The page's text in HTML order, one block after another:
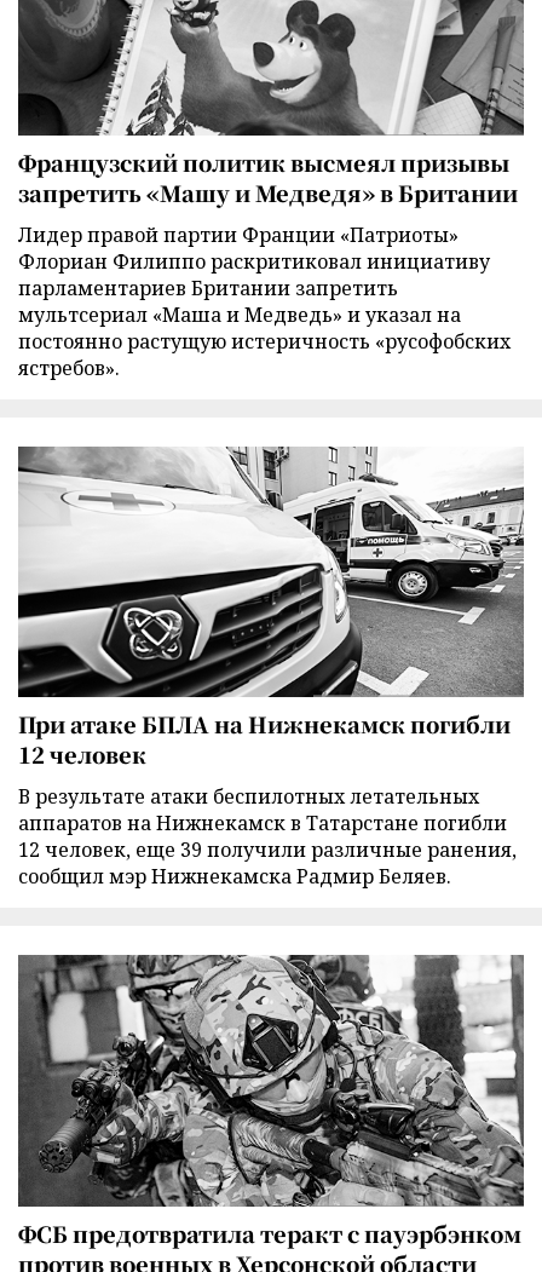
Французский политик высмеял призывы
запретить «Машу и Медведя» в Британии
Лидер правой партии Франции «Патриоты»
Флориан Филиппо раскритиковал инициативу
парламентариев Британии запретить
мультсериал «Маша и Медведь» и указал на
постоянно растущую истеричность «русофобских
ястребов».
При атаке БПЛА на Нижнекамск погибли
12 человек
В результате атаки беспилотных летательных
аппаратов на Нижнекамск в Татарстане погибли
12 человек, еще 39 получили различные ранения,
сообщил мэр Нижнекамска Радмир Беляев.
ФСБ предотвратила теракт с пауэрбэнком
против военных в Херсонской области